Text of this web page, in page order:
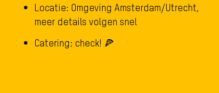
Locatie: Omgeving Amsterdam/Utrecht,
meer details volgen snel
Catering: check! 🍕